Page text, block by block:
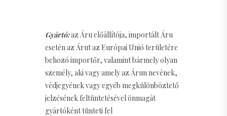
Gyártó:az Áru előállítója, importált Áru
esetén az Árut az Európai Unió területére
behozó importőr, valamint bármely olyan
személy, aki vagy amely az Árun nevének,
védjegyének vagy egyéb megkülönböztető
jelzésének feltüntetésével önmagát
gyártóként tünteti fel